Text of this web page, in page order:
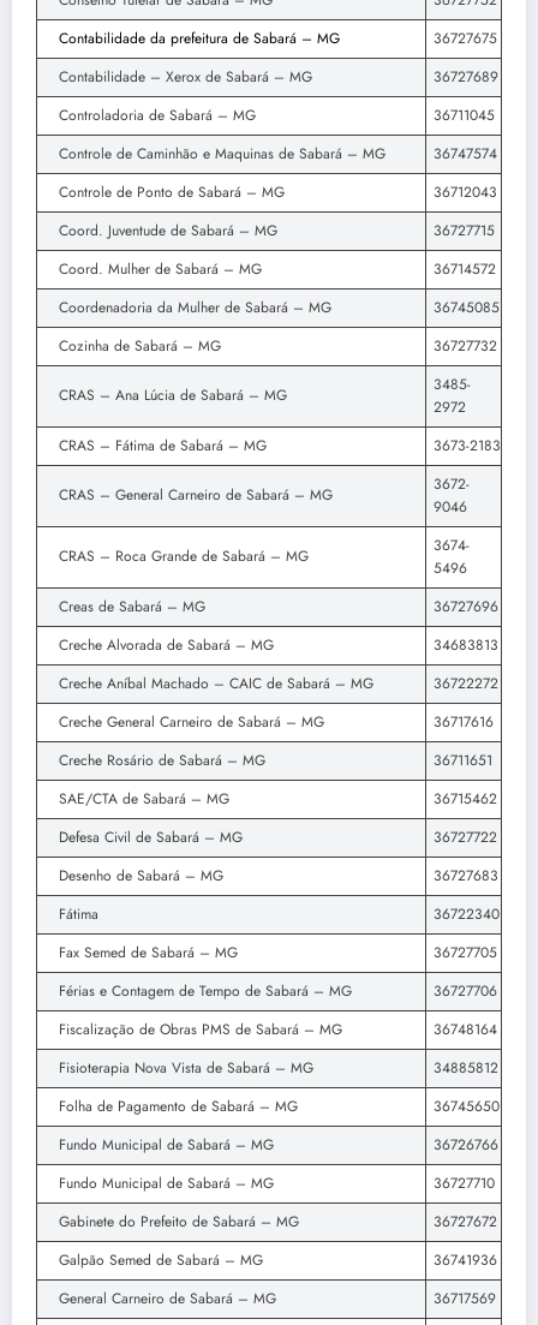
Contabilidade da prefeitura de Sabará – MG
36727675
Contabilidade – Xerox de Sabará – MG
36727689
Controladoria de Sabará – MG
36711045
Controle de Caminhão e Maquinas de Sabará – MG
36747574
Controle de Ponto de Sabará – MG
36712043
Coord. Juventude de Sabará – MG
36727715
Coord. Mulher de Sabará – MG
36714572
Coordenadoria da Mulher de Sabará – MG
36745085
Cozinha de Sabará – MG
36727732
CRAS – Ana Lúcia de Sabará – MG
3485-
2972
CRAS – Fátima de Sabará – MG
3673-2183
CRAS – General Carneiro de Sabará – MG
3672-
9046
CRAS – Roca Grande de Sabará – MG
3674-
5496
Creas de Sabará – MG
36727696
Creche Alvorada de Sabará – MG
34683813
Creche Aníbal Machado – CAIC de Sabará – MG
36722272
Creche General Carneiro de Sabará – MG
36717616
Creche Rosário de Sabará – MG
36711651
SAE/CTA de Sabará – MG
36715462
Defesa Civil de Sabará – MG
36727722
Desenho de Sabará – MG
36727683
Fátima
36722340
Fax Semed de Sabará – MG
36727705
Férias e Contagem de Tempo de Sabará – MG
36727706
Fiscalização de Obras PMS de Sabará – MG
36748164
Fisioterapia Nova Vista de Sabará – MG
34885812
Folha de Pagamento de Sabará – MG
36745650
Fundo Municipal de Sabará – MG
36726766
Fundo Municipal de Sabará – MG
36727710
Gabinete do Prefeito de Sabará – MG
36727672
Galpão Semed de Sabará – MG
36741936
General Carneiro de Sabará – MG
36717569